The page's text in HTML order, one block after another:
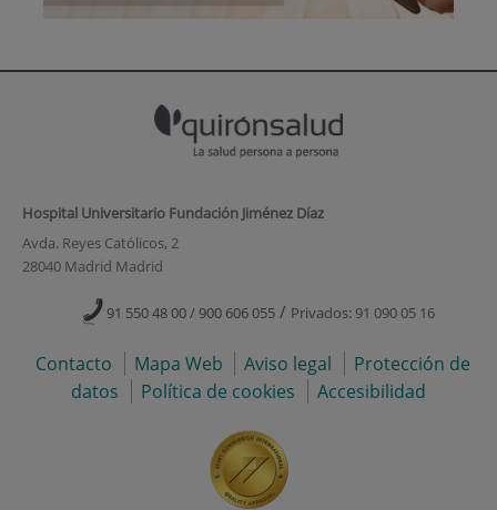
Hospital Universitario Fundación Jiménez Díaz
Avda. Reyes Católicos, 2
28040 Madrid Madrid
91 550 48 00 / 900 606 055 / Privados: 91 090 05 16
Contacto Mapa Web Aviso legal
Protección de
datos
Política de cookies Accesibilidad